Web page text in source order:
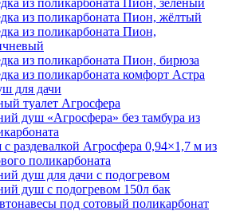
из поликарбоната Пион, жёлтый
из поликарбоната Пион,
из поликарбоната Пион, бирюза
из поликарбоната комфорт Астра
для дачи
туалет Агросфера
душ «Агросфера» без тамбура из
раздевалкой Агросфера 0,94×1,7 м из
поликарбоната
душ для дачи с подогревом
душ с подогревом 150л бак
под сотовый поликарбонат